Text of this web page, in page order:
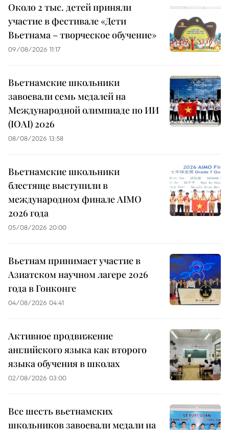
Около 2 тыс. детей приняли
участие в фестивале «Дети
Вьетнама – творческое обучение»
09/08/2026 11:17
Вьетнамские школьники
завоевали семь медалей на
Международной олимпиаде по ИИ
(IOAI) 2026
08/08/2026 13:58
Вьетнамские школьники
блестяще выступили в
международном финале AIMO
2026 года
05/08/2026 20:00
Вьетнам принимает участие в
Азиатском научном лагере 2026
года в Гонконге
04/08/2026 04:41
Активное продвижение
английского языка как второго
языка обучения в школах
02/08/2026 03:00
Все шесть вьетнамских
школьников завоевали медали на